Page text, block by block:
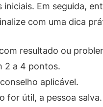
iniciais. Em seguida,
com uma dica
resultado ou
2 a 4 pontos.
aplicável.
for útil, a pessoa